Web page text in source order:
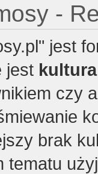
-
jest
jest
czy
brak
tematu